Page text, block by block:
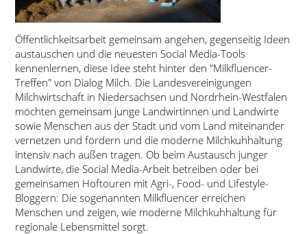
Öffentlichkeitsarbeit gemeinsam angehen, gegenseitig Ideen
austauschen und die neuesten Social Media-Tools
kennenlernen, diese Idee steht hinter den Milkfluencer-
Treffen von Dialog Milch. Die Landesvereinigungen
Milchwirtschaft in Niedersachsen und Nordrhein-Westfalen
möchten gemeinsam junge Landwirtinnen und Landwirte
sowie Menschen aus der Stadt und vom Land miteinander
vernetzen und fördern und die moderne Milchkuhhaltung
intensiv nach außen tragen. Ob beim Austausch junger
Landwirte, die Social Media-Arbeit betreiben oder bei
gemeinsamen Hoftouren mit Agri-, Food- und Lifestyle-
Bloggern: Die sogenannten Milkfluencer erreichen
Menschen und zeigen, wie moderne Milchkuhhaltung für
regionale Lebensmittel sorgt.